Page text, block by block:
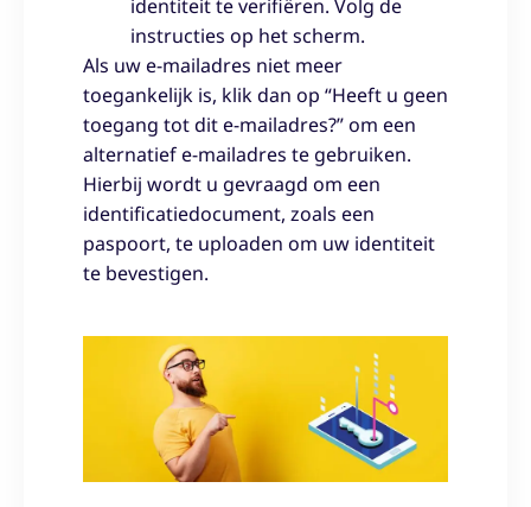
identiteit te verifiëren. Volg de
instructies op het scherm.
Als uw e-mailadres niet meer
toegankelijk is, klik dan op “Heeft u geen
toegang tot dit e-mailadres?” om een
alternatief e-mailadres te gebruiken.
Hierbij wordt u gevraagd om een
identificatiedocument, zoals een
paspoort, te uploaden om uw identiteit
te bevestigen.